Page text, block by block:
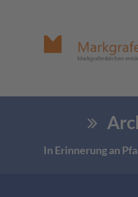
In Erinnerung an